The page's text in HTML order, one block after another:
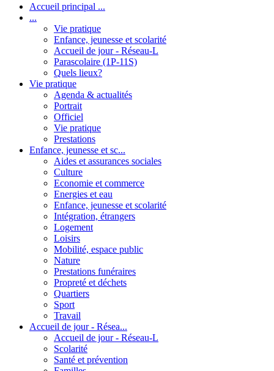
Accueil principal ...
...
Vie pratique
Enfance, jeunesse et scolarité
Accueil de jour - Réseau-L
Parascolaire (1P-11S)
Quels lieux?
Vie pratique
Agenda & actualités
Portrait
Officiel
Vie pratique
Prestations
Enfance, jeunesse et sc...
Aides et assurances sociales
Culture
Economie et commerce
Energies et eau
Enfance, jeunesse et scolarité
Intégration, étrangers
Logement
Loisirs
Mobilité, espace public
Nature
Prestations funéraires
Propreté et déchets
Quartiers
Sport
Travail
Accueil de jour - Résea...
Accueil de jour - Réseau-L
Scolarité
Santé et prévention